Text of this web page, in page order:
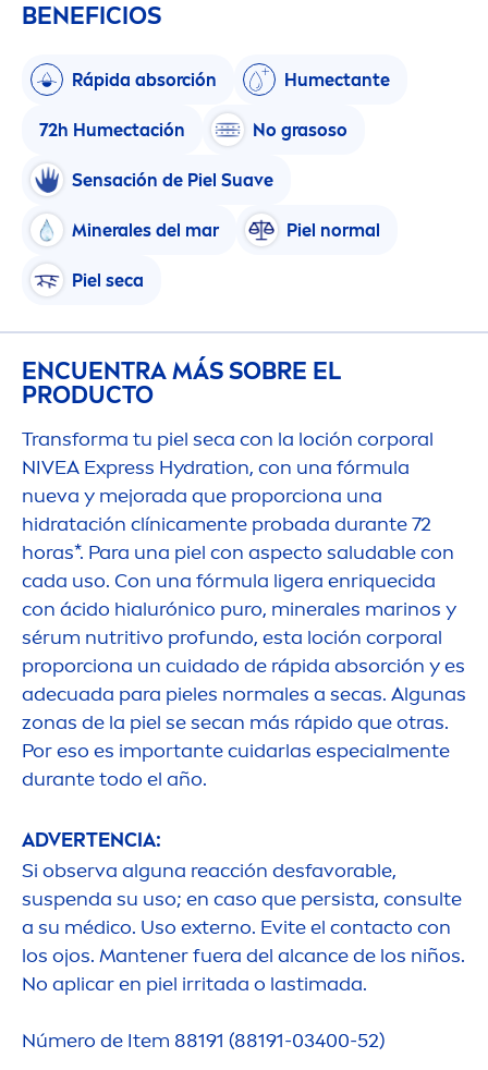
BENEFICIOS
Rápida absorción Humectante
72h Humectación No grasoso
Sensación de Piel Suave
Minerales del mar Piel normal
Piel seca
ENCUENTRA MÁS SOBRE EL
PRODUCTO
Transforma tu piel seca con la loción corporal
NIVEA Express Hydration, con una fórmula
nueva y mejorada que proporciona una
hidratación clínicamente probada durante 72
horas*. Para una piel con aspecto saludable con
cada uso. Con una fórmula ligera enriquecida
con ácido hialurónico puro, minerales marinos y
sérum nutritivo profundo, esta loción corporal
proporciona un cuidado de rápida absorción y es
adecuada para pieles normales a secas. Algunas
zonas de la piel se secan más rápido que otras.
Por eso es importante cuidarlas especialmente
durante todo el año.
ADVERTENCIA:
Si observa alguna reacción desfavorable,
suspenda su uso; en caso que persista, consulte
a su médico. Uso externo. Evite el contacto con
los ojos. Mantener fuera del alcance de los niños.
No aplicar en piel irritada o lastimada.
Número de Item 88191 (88191-03400-52)